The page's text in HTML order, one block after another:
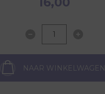
NAAR WINKELWAGEN